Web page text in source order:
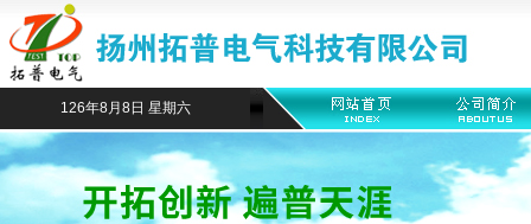
126年8月8日 星期六